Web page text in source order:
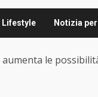
Lifestyle Notizia
le